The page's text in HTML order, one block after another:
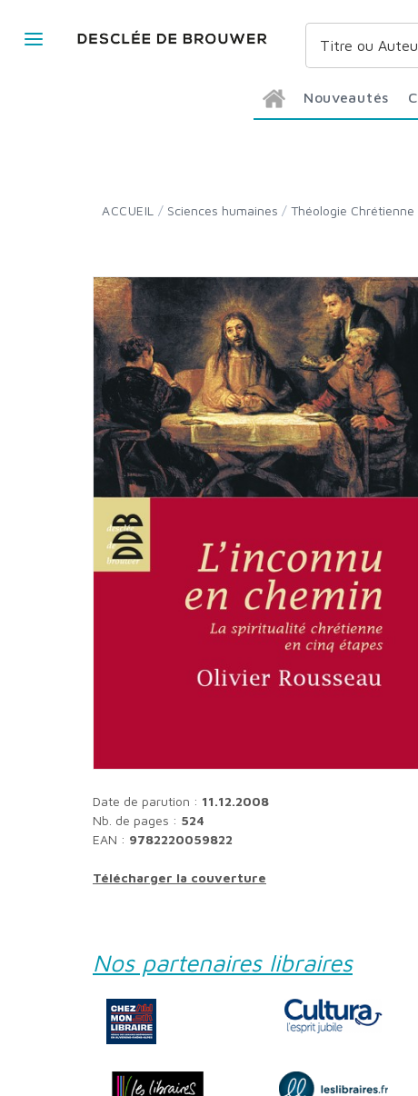
Nouveautés
ACCUEIL / Sciences humaines / Théologie Chrétienne
Date de parution : 11.12.2008
Nb. de pages : 524
EAN : 9782220059822
Télécharger la couverture
Nos partenaires libraires